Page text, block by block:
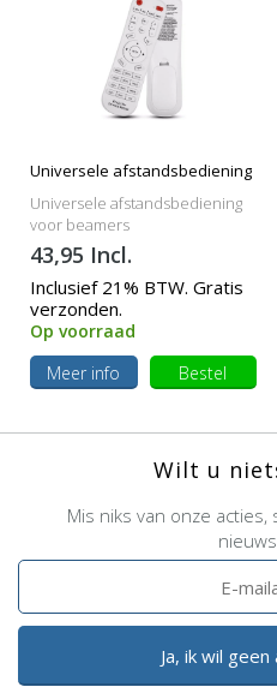
Universele afstandsbediening
Universele afstandsbediening
voor beamers
43,95 Incl.
Inclusief 21% BTW. Gratis
verzonden.
Op voorraad
Meer info
Bestel
Wilt u
Mis niks van onze
Ja, ik wil